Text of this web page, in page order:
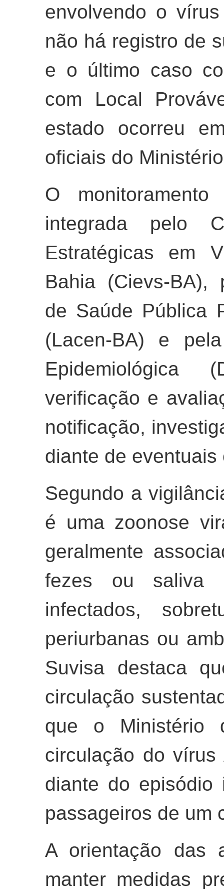
envolvendo o
não há registro de
e o último caso
com Local
estado ocorreu
oficiais do
O
integrada pelo
Estratégicas em
Bahia (Cievs-BA),
de Saúde Pública
(Lacen-BA) e
Epidemiológica
verificação e
notificação,
diante de
Segundo a
é uma zoonose
geralmente
fezes ou saliva
infectados,
periurbanas ou
Suvisa destaca
circulação
que o Ministério
circulação do
diante do episódio
passageiros de um
A orientação das
manter medidas